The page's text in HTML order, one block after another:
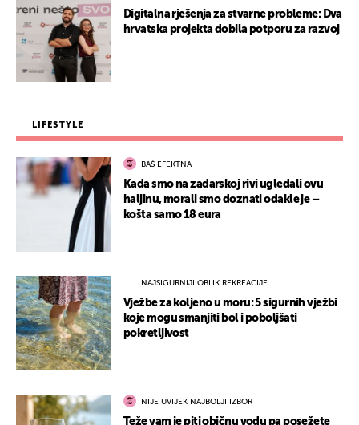
Digitalna rješenja za stvarne probleme: Dva
hrvatska projekta dobila potporu za razvoj
LIFESTYLE
BAŠ EFEKTNA
Kada smo na zadarskoj rivi ugledali ovu
haljinu, morali smo doznati odakle je –
košta samo 18 eura
NAJSIGURNIJI OBLIK REKREACIJE
Vježbe za koljeno u moru: 5 sigurnih vježbi
koje mogu smanjiti bol i poboljšati
pokretljivost
NIJE UVIJEK NAJBOLJI IZBOR
Teže vam je piti običnu vodu pa posežete